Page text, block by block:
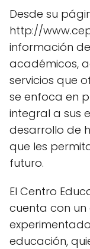
Desde su
http://
información
académicos,
servicios que
se enfoca en
integral a sus
desarrollo de
que les
futuro.
El Centro
cuenta con
educación,